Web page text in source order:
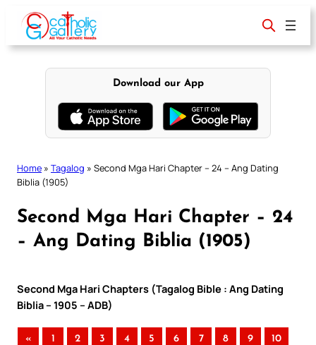
content
Download our App
Home » Tagalog » Second Mga Hari Chapter – 24 – Ang Dating
Biblia (1905)
Second Mga Hari Chapter – 24
– Ang Dating Biblia (1905)
Second Mga Hari Chapters (Tagalog Bible : Ang Dating
Biblia – 1905 – ADB)
« 1 2 3 4 5 6 7 8 9 10